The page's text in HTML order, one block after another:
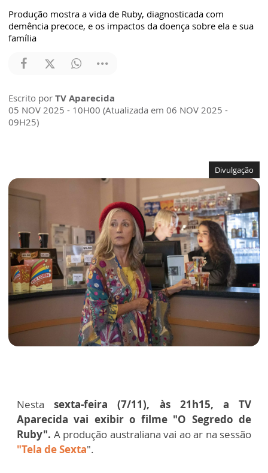
Produção mostra a vida de Ruby, diagnosticada com
demência precoce, e os impactos da doença sobre ela e sua
família
Escrito por TV Aparecida
05 NOV 2025 - 10H00 (Atualizada em 06 NOV 2025 -
09H25)
Divulgação
Nestasexta-feira (7/11), às 21h15, a TV
Aparecida vai exibir o filme "O Segredo de
Ruby". A produção australiana vai ao ar na sessão
"Tela de Sexta".